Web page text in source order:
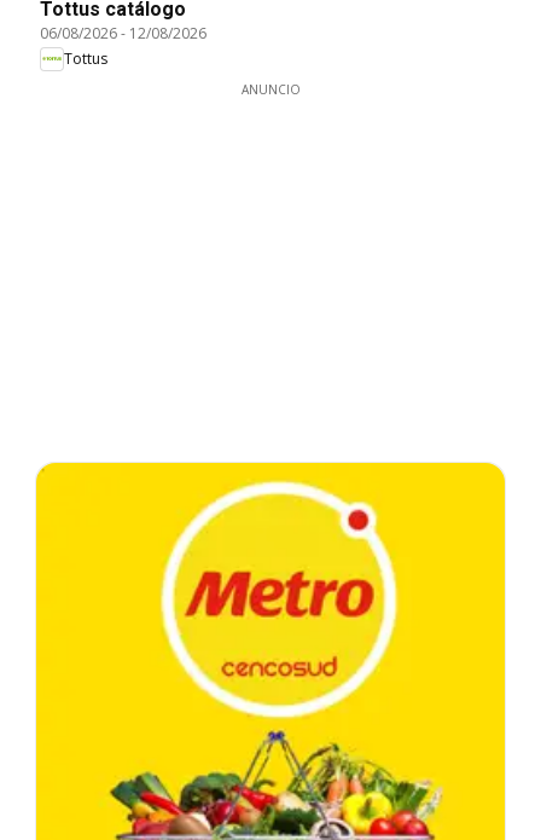
Tottus catálogo
06/08/2026- 12/08/2026
Tottus
ANUNCIO